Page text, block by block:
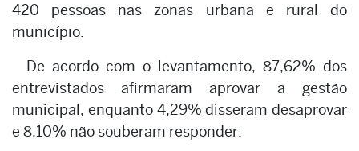
420 pessoas nas zonas urbana e rural do
município.
De acordo com o levantamento, 87,62% dos
entrevistados afirmaram aprovar a gestão
municipal, enquanto 4,29% disseram desaprovar
e 8,10% não souberam responder.